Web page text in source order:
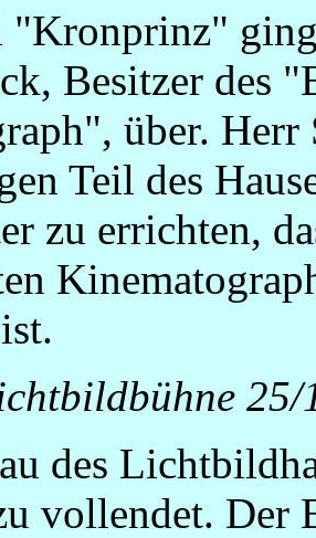
"Kronprinz"
Besitzer des
über. Herr
Teil des
zu errichten,
25/
des
vollendet. Der